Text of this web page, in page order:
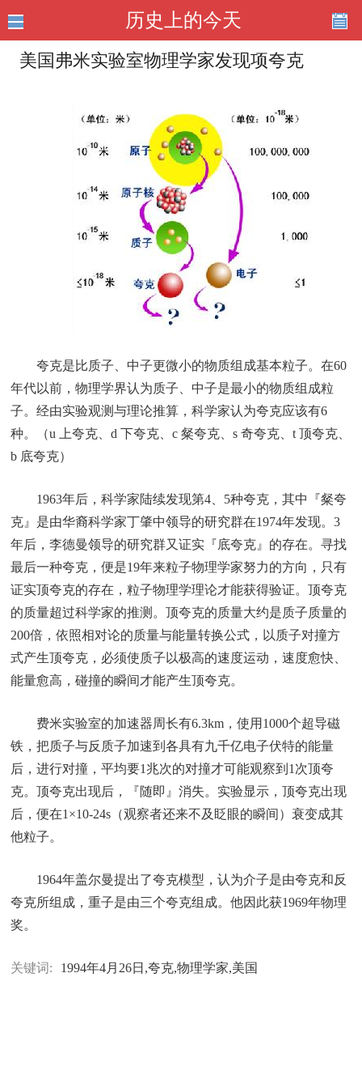
历史上的今天
美国弗米实验室物理学家发现项夸克
夸克是比质子、中子更微小的物质组成基本粒子。在60
年代以前，物理学界认为质子、中子是最小的物质组成粒
子。经由实验观测与理论推算，科学家认为夸克应该有6
种。（u 上夸克、d 下夸克、c 粲夸克、s 奇夸克、t 顶夸克、
b 底夸克）
1963年后，科学家陆续发现第4、5种夸克，其中『粲夸
克』是由华裔科学家丁肇中领导的研究群在1974年发现。3
年后，李德曼领导的研究群又证实『底夸克』的存在。寻找
最后一种夸克，便是19年来粒子物理学家努力的方向，只有
证实顶夸克的存在，粒子物理学理论才能获得验证。顶夸克
的质量超过科学家的推测。顶夸克的质量大约是质子质量的
200倍，依照相对论的质量与能量转换公式，以质子对撞方
式产生顶夸克，必须使质子以极高的速度运动，速度愈快、
能量愈高，碰撞的瞬间才能产生顶夸克。
费米实验室的加速器周长有6.3km，使用1000个超导磁
铁，把质子与反质子加速到各具有九千亿电子伏特的能量
后，进行对撞，平均要1兆次的对撞才可能观察到1次顶夸
克。顶夸克出现后，『随即』消失。实验显示，顶夸克出现
后，便在1×10-24s（观察者还来不及眨眼的瞬间）衰变成其
他粒子。
1964年盖尔曼提出了夸克模型，认为介子是由夸克和反
夸克所组成，重子是由三个夸克组成。他因此获1969年物理
奖。
关键词: 1994年4月26日,夸克,物理学家,美国